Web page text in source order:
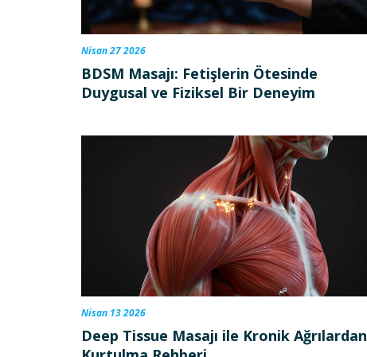
Nisan 27 2026
BDSM Masajı: Fetişlerin Ötesinde
Duygusal ve Fiziksel Bir Deneyim
Nisan 13 2026
Deep Tissue Masajı ile Kronik Ağrılardan